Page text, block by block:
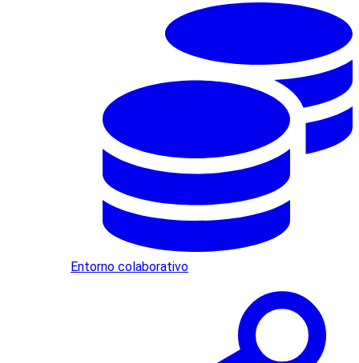
Entorno colaborativo